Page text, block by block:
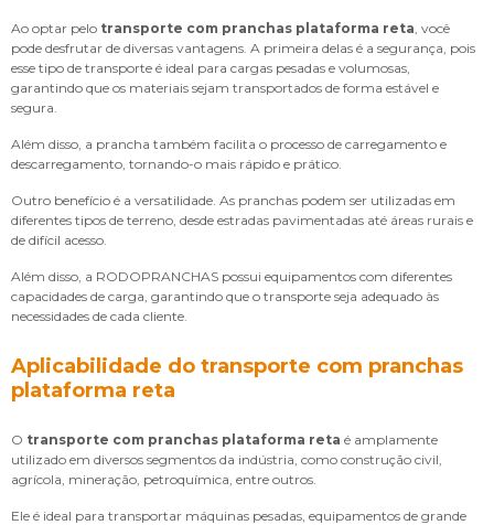
Ao optar pelo transporte com pranchas plataforma reta , você
pode desfrutar de diversas vantagens. A primeira delas é a segurança, pois
esse tipo de transporte é ideal para cargas pesadas e volumosas,
garantindo que os materiais sejam transportados de forma estável e
segura.
Além disso, a prancha também facilita o processo de carregamento e
descarregamento, tornando-o mais rápido e prático.
Outro benefício é a versatilidade. As pranchas podem ser utilizadas em
diferentes tipos de terreno, desde estradas pavimentadas até áreas rurais e
de difícil acesso.
Além disso, a RODOPRANCHAS possui equipamentos com diferentes
capacidades de carga, garantindo que o transporte seja adequado às
necessidades de cada cliente.
Aplicabilidade do transporte com pranchas
plataforma reta
O transporte com pranchas plataforma reta é amplamente
utilizado em diversos segmentos da indústria, como construção civil,
agrícola, mineração, petroquímica, entre outros.
Ele é ideal para transportar máquinas pesadas, equipamentos de grande